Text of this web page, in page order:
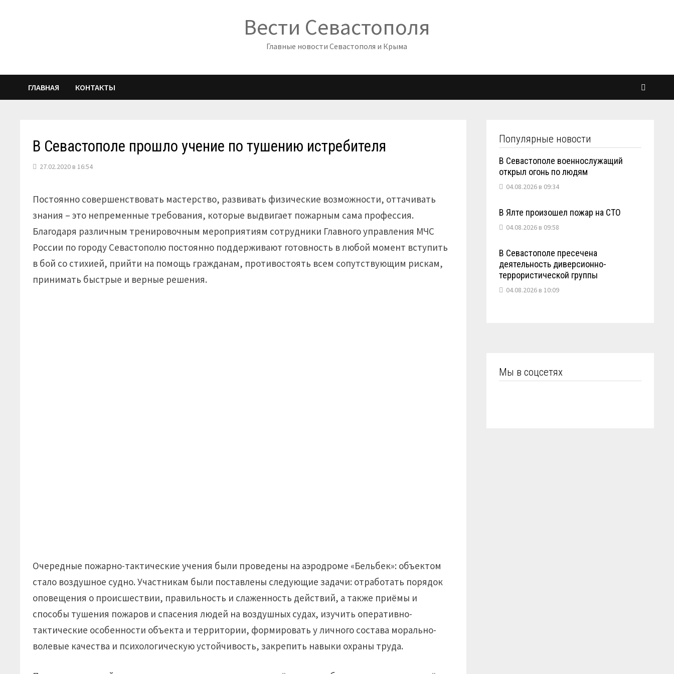
Вести Севастополя
Главные новости Севастополя и Крыма
ГЛАВНАЯ КОНТАКТЫ
В Севастополе прошло учение по тушению истребителя
27.02.2020 в 16:54
Постоянно совершенствовать мастерство, развивать физические возможности, оттачивать
знания – это непременные требования, которые выдвигает пожарным сама профессия.
Благодаря различным тренировочным мероприятиям сотрудники Главного управления МЧС
России по городу Севастополю постоянно поддерживают готовность в любой момент вступить
в бой со стихией, прийти на помощь гражданам, противостоять всем сопутствующим рискам,
принимать быстрые и верные решения.
Очередные пожарно-тактические учения были проведены на аэродроме «Бельбек»: объектом
стало воздушное судно. Участникам были поставлены следующие задачи: отработать порядок
оповещения о происшествии, правильность и слаженность действий, а также приёмы и
способы тушения пожаров и спасения людей на воздушных судах, изучить оперативно-
тактические особенности объекта и территории, формировать у личного состава морально-
волевые качества и психологическую устойчивость, закрепить навыки охраны труда.
Популярные новости
В Севастополе военнослужащий
открыл огонь по людям
04.08.2026 в 09:34
В Ялте произошел пожар на СТО
04.08.2026 в 09:58
В Севастополе пресечена
деятельность диверсионно-
террористической группы
04.08.2026 в 10:09
Мы в соцсетях